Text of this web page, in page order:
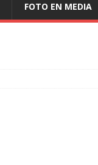
FOTO EN MEDIA